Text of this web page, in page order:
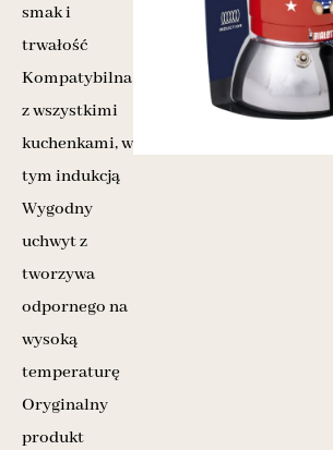
smak i
trwałość
Kompatybilna
z wszystkimi
kuchenkami, w
tym indukcją
Wygodny
uchwyt z
tworzywa
odpornego na
wysoką
temperaturę
Oryginalny
produkt